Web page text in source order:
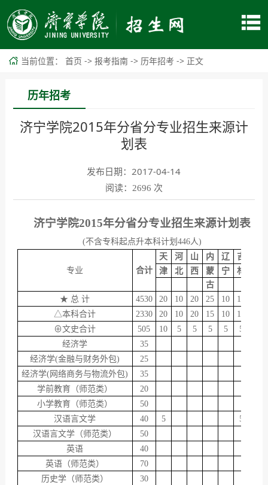
当前位置： 首页 -> 报考指南 -> 历年招考 -> 正文
历年招考
济宁学院2015年分省分专业招生来源计
划表
发布日期：2017-04-14
阅读：
2696 次
济宁学院2015年分省分专业招生来源计划表
(不含专科起点升本科计划446人)
专业 合计
天 河 山 内 辽 吉
津
北 西 蒙 宁 林
古
★ 总 计
4530 20 10 20 25 10 10
△本科合计
2330 20 10 20 15 10 10
⊕文史合计
505 10 5 5 5 5 5
经济学
35
经济学(金融与财务外包)
25
经济学(网络商务与物流外包)
35
学前教育（师范类）
20
小学教育（师范类）
50
汉语言文学
40 5
5
汉语言文学（师范类）
50
英语
40
英语（师范类）
70
历史学（师范类）
30